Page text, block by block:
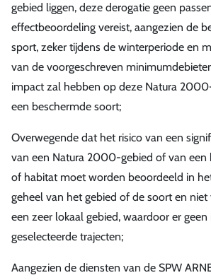
gebied liggen, deze derogatie geen
effectbeoordeling vereist, aangezien de
sport, zeker tijdens de winterperiode en
van de voorgeschreven
impact zal hebben op deze Natura
een beschermde soort;
Overwegende dat het risico van een
van een Natura 2000-gebied of van een
of habitat moet worden beoordeeld in
geheel van het gebied of de soort en
een zeer lokaal gebied, waardoor er
geselecteerde trajecten;
Aangezien de diensten van de SPW